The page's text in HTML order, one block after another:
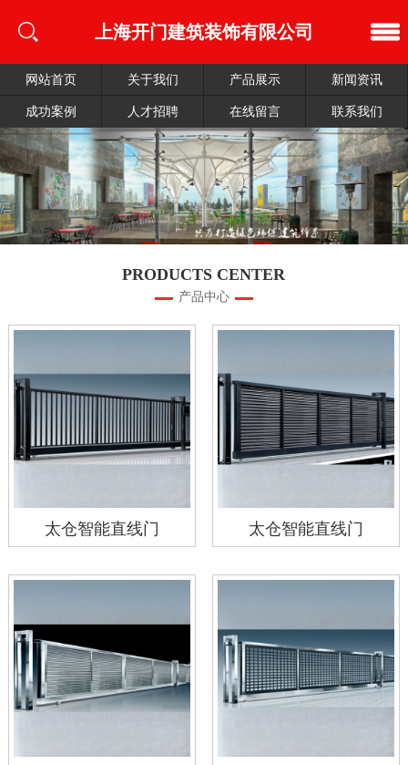
上海开门建筑装饰有限公司
网站首页 关于我们 产品展示 新闻资讯
成功案例 人才招聘 在线留言 联系我们
PRODUCTS CENTER
产品中心
太仓智能直线门 太仓智能直线门